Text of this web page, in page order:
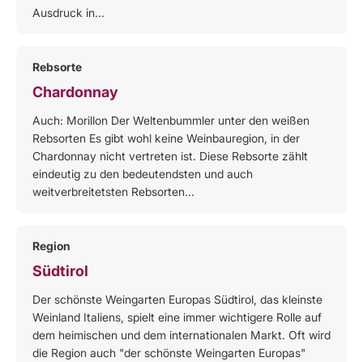
Ausdruck in...
Rebsorte
Chardonnay
Auch: Morillon Der Weltenbummler unter den weißen
Rebsorten Es gibt wohl keine Weinbauregion, in der
Chardonnay nicht vertreten ist. Diese Rebsorte zählt
eindeutig zu den bedeutendsten und auch
weitverbreitetsten Rebsorten...
Region
Südtirol
Der schönste Weingarten Europas Südtirol, das kleinste
Weinland Italiens, spielt eine immer wichtigere Rolle auf
dem heimischen und dem internationalen Markt. Oft wird
die Region auch "der schönste Weingarten Europas"